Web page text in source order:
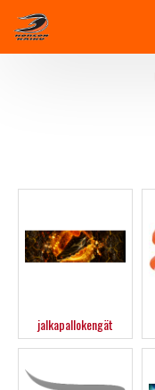
jalkapallokengät